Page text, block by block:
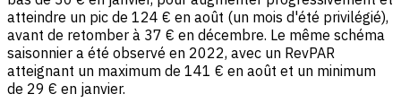
atteindre un pic de 124 € en août (un mois d'été privilégié),
avant de retomber à 37 € en décembre. Le même schéma
saisonnier a été observé en 2022, avec un RevPAR
atteignant un maximum de 141 € en août et un minimum
de 29 € en janvier.